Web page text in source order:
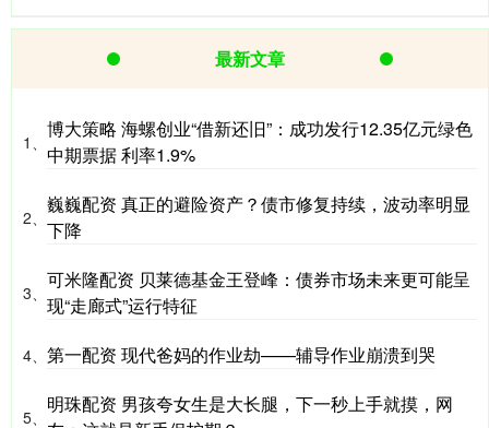
最新文章
1、
博大策略 海螺创业“借新还旧”：成功发行12.35亿元绿色
中期票据 利率1.9%
2、
巍巍配资 真正的避险资产？债市修复持续，波动率明显
下降
3、
可米隆配资 贝莱德基金王登峰：债券市场未来更可能呈
现“走廊式”运行特征
4、 第一配资 现代爸妈的作业劫——辅导作业崩溃到哭
5、
明珠配资 男孩夸女生是大长腿，下一秒上手就摸，网